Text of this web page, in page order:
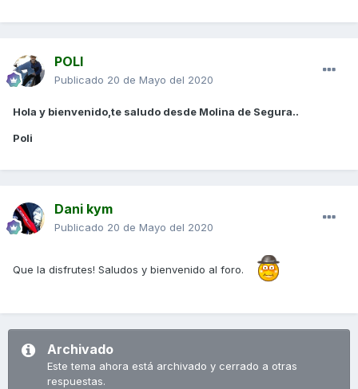
POLI
Publicado 20 de Mayo del 2020
Hola y bienvenido,te saludo desde Molina de Segura..
Poli
Dani kym
Publicado 20 de Mayo del 2020
Que la disfrutes! Saludos y bienvenido al foro.
Archivado
Este tema ahora está archivado y cerrado a otras
respuestas.